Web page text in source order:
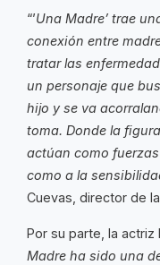
“’Una Madre’ trae
conexión entre
tratar las
un personaje que
hijo y se va
toma. Donde la
actúan como
como a la
Cuevas, director de
Por su parte, la actriz
Madre ha sido una